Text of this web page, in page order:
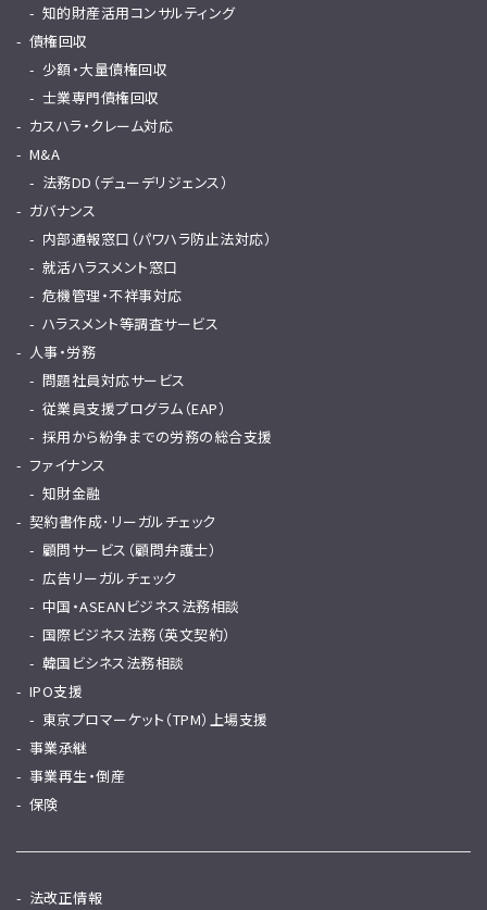
知的財産活用コンサルティング
債権回収
少額・大量債権回収
士業専門債権回収
カスハラ・クレーム対応
M&A
法務DD（デューデリジェンス）
ガバナンス
内部通報窓口（パワハラ防止法対応）
就活ハラスメント窓口
危機管理・不祥事対応
ハラスメント等調査サービス
人事・労務
問題社員対応サービス
従業員支援プログラム（EAP）
採用から紛争までの労務の総合支援
ファイナンス
知財金融
契約書作成･リーガルチェック
顧問サービス（顧問弁護士）
広告リーガルチェック
中国・ASEANビジネス法務相談
国際ビジネス法務（英文契約）
韓国ビシネス法務相談
IPO支援
東京プロマーケット（TPM）上場支援
事業承継
事業再生・倒産
保険
法改正情報